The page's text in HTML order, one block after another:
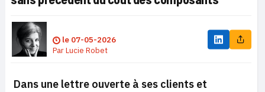
le 07-05-2026
ParLucie Robet
Dans une lettre ouverte à ses clients et